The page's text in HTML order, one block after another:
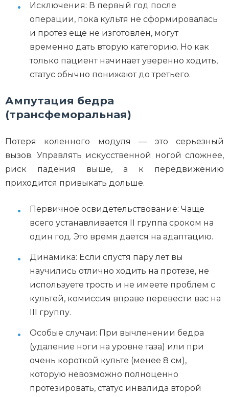
Исключения: В первый год после
операции, пока культя не сформировалась
и протез еще не изготовлен, могут
временно дать вторую категорию. Но как
только пациент начинает уверенно ходить,
статус обычно понижают до третьего.
Ампутация бедра
(трансфеморальная)
Потеря коленного модуля — это серьезный
вызов. Управлять искусственной ногой сложнее,
риск падения выше, а к передвижению
приходится привыкать дольше.
Первичное освидетельствование: Чаще
всего устанавливается II группа сроком на
один год. Это время дается на адаптацию.
Динамика: Если спустя пару лет вы
научились отлично ходить на протезе, не
используете трость и не имеете проблем с
культей, комиссия вправе перевести вас на
III группу.
Особые случаи: При вычленении бедра
(удаление ноги на уровне таза) или при
очень короткой культе (менее 8 см),
которую невозможно полноценно
протезировать, статус инвалида второй